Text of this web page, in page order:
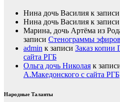
Нина дочь Василия к записи
Нина дочь Василия к записи
Марина, дочь Артёма из
записи Стенограммы
admin к записи Заказ копии
сайта РГБ
Ольга дочь Николая к
А.Македонского с сайта РГБ
Народные Таланты